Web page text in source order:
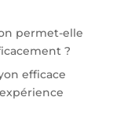
permet-elle
?
efficace